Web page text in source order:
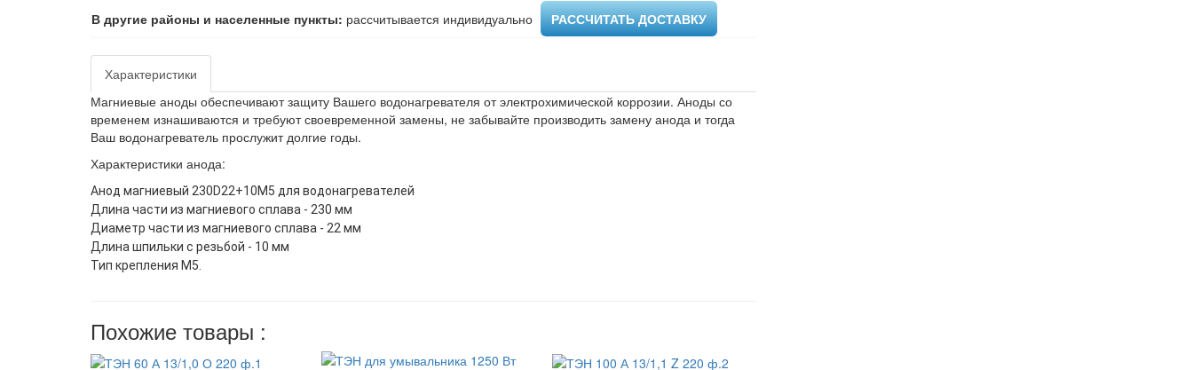
В другие районы и населенные пункты: рассчитывается индивидуально ​ РАССЧИТАТЬ ДОСТАВКУ
Характеристики
Магниевые аноды обеспечивают защиту Вашего водонагревателя от электрохимической коррозии. Аноды со
временем изнашиваются и требуют своевременной замены, не забывайте производить замену анода и тогда
Ваш водонагреватель прослужит долгие годы.
Характеристики анода:
Анод магниевый 230D22+10M5 для водонагревателей
Длина части из магниевого сплава - 230 мм
Диаметр части из магниевого сплава - 22 мм
Длина шпильки с резьбой - 10 мм
Тип крепления M5.
Похожие товары :